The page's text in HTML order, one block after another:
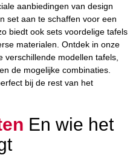
aanbiedingen van design
set aan te schaffen voor een
biedt ook sets voordelige tafels
materialen. Ontdek in onze
verschillende modellen tafels,
de mogelijke combinaties.
bij de rest van het
En wie het